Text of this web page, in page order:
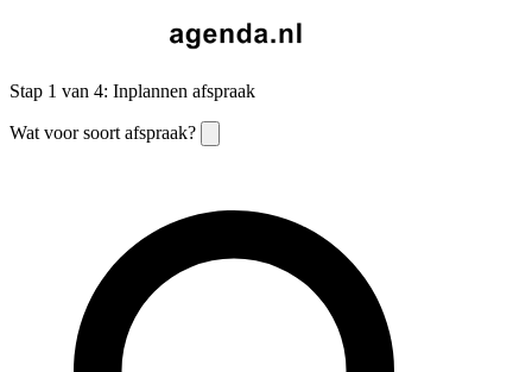
Stap 1 van 4: Inplannen afspraak
Wat voor soort afspraak?